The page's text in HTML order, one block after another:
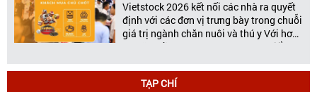
Vietstock 2026 kết nối các nhà ra quyết
định với các đơn vị trưng bày trong chuỗi
giá trị ngành chăn nuôi và thú y Với hơn
20 năm đồng hành cùng sự phát triển
Vietstock đã khẳng định vị thế là triển […]
TẠP CHÍ